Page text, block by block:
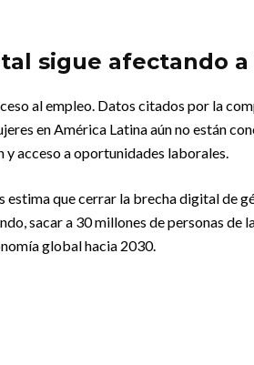
sigue afectando
al empleo. Datos citados por la
en América Latina aún no están
acceso a oportunidades laborales.
estima que cerrar la brecha digital de
sacar a 30 millones de personas
global hacia 2030.